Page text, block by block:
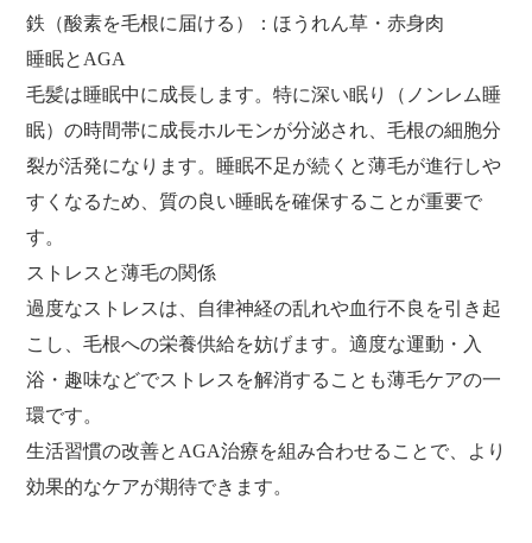
鉄（酸素を毛根に届ける）：ほうれん草・赤身肉
睡眠とAGA
毛髪は睡眠中に成長します。特に深い眠り（ノンレム睡
眠）の時間帯に成長ホルモンが分泌され、毛根の細胞分
裂が活発になります。睡眠不足が続くと薄毛が進行しや
すくなるため、質の良い睡眠を確保することが重要で
す。
ストレスと薄毛の関係
過度なストレスは、自律神経の乱れや血行不良を引き起
こし、毛根への栄養供給を妨げます。適度な運動・入
浴・趣味などでストレスを解消することも薄毛ケアの一
環です。
生活習慣の改善とAGA治療を組み合わせることで、より
効果的なケアが期待できます。